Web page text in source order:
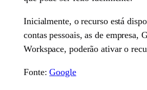
Inicialmente, o recurso está
contas pessoais, as de empresa,
Workspace, poderão ativar o
Fonte:Google